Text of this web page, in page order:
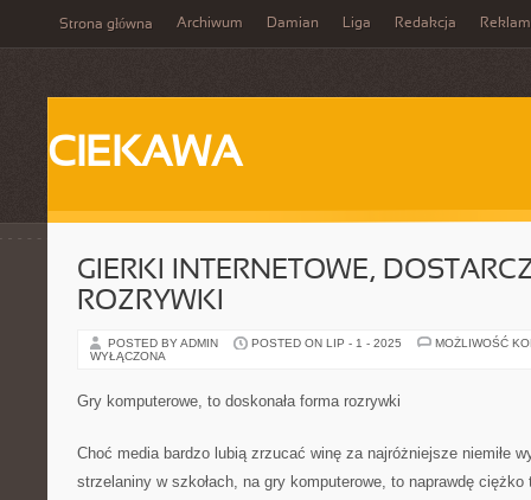
Strona główna Archiwum Damian Liga Redakcja
CIEKAWA
GIERKI INTERNETOWE,
ROZRYWKI
POSTED BY ADMIN POSTED ON LIP - 1 - 2025
MOŻLIWOŚĆ
WYŁĄCZONA
Gry komputerowe, to doskonała forma rozrywki
Choć media bardzo lubią zrzucać winę za najróżniejsze niemiłe
strzelaniny w szkołach, na gry komputerowe, to naprawdę